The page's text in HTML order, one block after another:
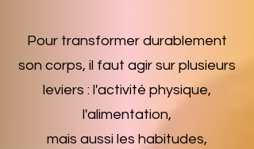
Pour transformer durablement
son corps, il faut agir sur plusieurs
leviers : l'activité physique,
l'alimentation,
mais aussi les habitudes,